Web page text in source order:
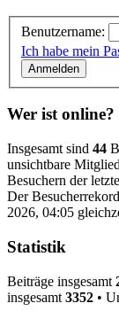
Benutzername:
Ich habe mein
Wer ist online?
Insgesamt sind 44
unsichtbare
Besuchern der
Der
2026, 04:05
Statistik
Beiträge insgesamt
insgesamt 3352 •